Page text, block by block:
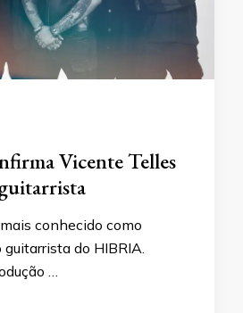
Vicente Telles
conhecido como
do HIBRIA.
…